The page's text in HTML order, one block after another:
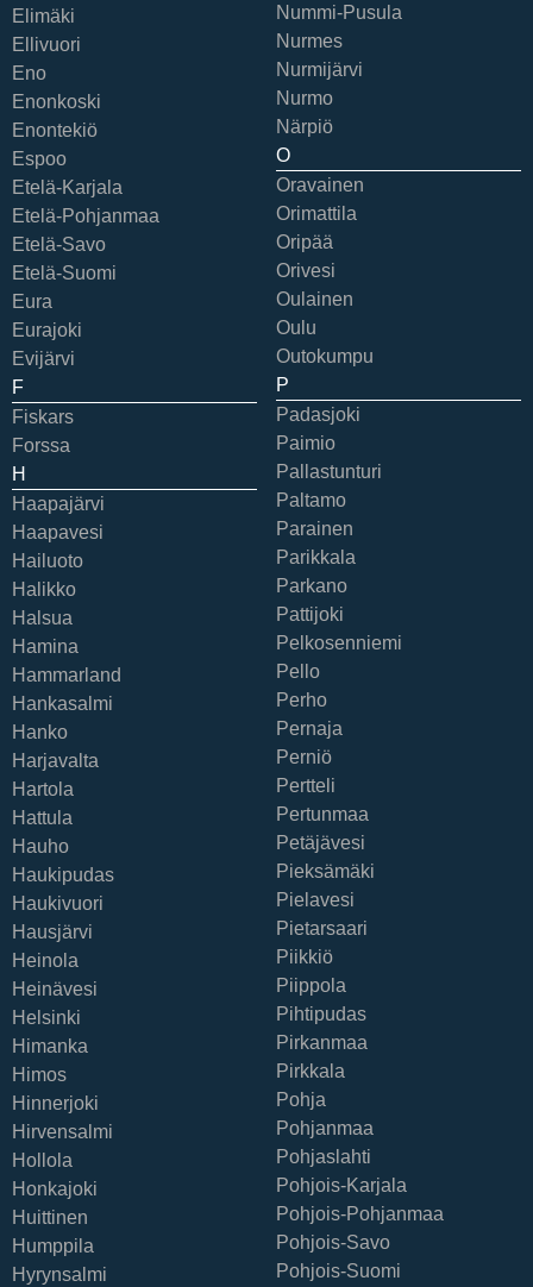
Elimäki
Ellivuori
Eno
Enonkoski
Enontekiö
Espoo
Etelä-Karjala
Etelä-Pohjanmaa
Etelä-Savo
Etelä-Suomi
Eura
Eurajoki
Evijärvi
F
Fiskars
Forssa
H
Haapajärvi
Haapavesi
Hailuoto
Halikko
Halsua
Hamina
Hammarland
Hankasalmi
Hanko
Harjavalta
Hartola
Hattula
Hauho
Haukipudas
Haukivuori
Hausjärvi
Heinola
Heinävesi
Helsinki
Himanka
Himos
Hinnerjoki
Hirvensalmi
Hollola
Honkajoki
Huittinen
Humppila
Hyrynsalmi
Nummi-Pusula
Nurmes
Nurmijärvi
Nurmo
Närpiö
O
Oravainen
Orimattila
Oripää
Orivesi
Oulainen
Oulu
Outokumpu
P
Padasjoki
Paimio
Pallastunturi
Paltamo
Parainen
Parikkala
Parkano
Pattijoki
Pelkosenniemi
Pello
Perho
Pernaja
Perniö
Pertteli
Pertunmaa
Petäjävesi
Pieksämäki
Pielavesi
Pietarsaari
Piikkiö
Piippola
Pihtipudas
Pirkanmaa
Pirkkala
Pohja
Pohjanmaa
Pohjaslahti
Pohjois-Karjala
Pohjois-Pohjanmaa
Pohjois-Savo
Pohjois-Suomi